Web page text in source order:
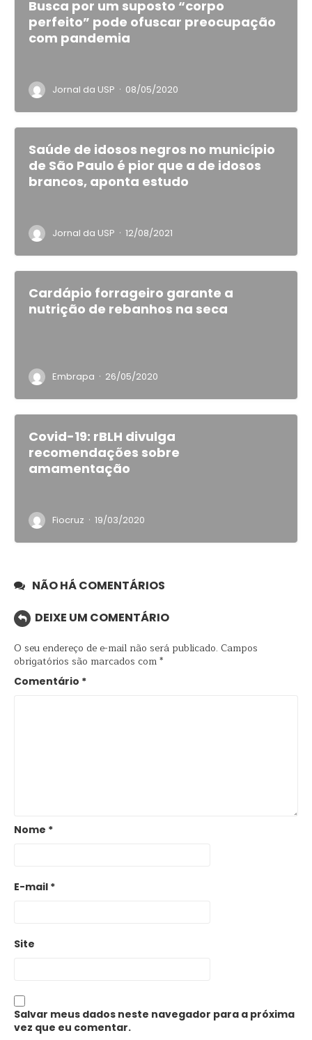
Busca por um suposto “corpo
perfeito” pode ofuscar preocupação
com pandemia
Jornal da USP · 08/05/2020
Saúde de idosos negros no município
de São Paulo é pior que a de idosos
brancos, aponta estudo
Jornal da USP · 12/08/2021
Cardápio forrageiro garante a
nutrição de rebanhos na seca
Embrapa · 26/05/2020
Covid-19: rBLH divulga
recomendações sobre
amamentação
Fiocruz · 19/03/2020
NÃO HÁ COMENTÁRIOS
DEIXE UM COMENTÁRIO
O seu endereço de e-mail não será publicado. Campos
obrigatórios são marcados com*
Comentário *
Nome *
E-mail *
Site
Salvar meus dados neste navegador para a próxima
vez que eu comentar.